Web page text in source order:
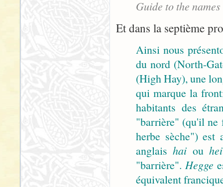
Guide to the names
Et dans la septième
Ainsi nous
du nord (North-
(High Hay), une
qui marque la
habitants des
"barrière" (qu'il ne
herbe sèche")
anglaishai ouhei
"barrière". Hegge
équivalent